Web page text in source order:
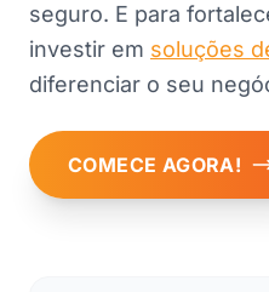
seguro. E para
investir em soluções
diferenciar o seu
COMECE AGORA!